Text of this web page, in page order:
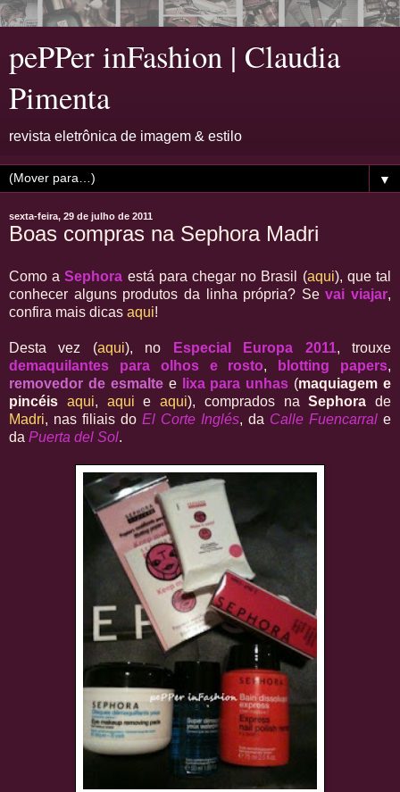
pePPer inFashion | Claudia
Pimenta
revista eletrônica de imagem & estilo
▼
sexta-feira, 29 de julho de 2011
Boas compras na Sephora Madri
Como aSephora está para chegar no Brasil (aqui), que tal
conhecer alguns produtos da linha própria? Sevai viajar,
confira mais dicas aqui!
Desta vez (aqui), no Especial Europa 2011, trouxe
demaquilantes para olhos e rosto, blotting papers,
removedor de esmaltee lixa para unhas (maquiagem e
pincéis aqui, aqui e aqui), comprados naSephora de
Madri, nas filiais do El Corte Inglés, da Calle Fuencarral e
da Puerta del Sol.